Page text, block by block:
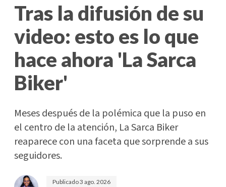
Tras la difusión de su
video: esto es lo que
hace ahora 'La Sarca
Biker'
Meses después de la polémica que la puso en
el centro de la atención, La Sarca Biker
reaparece con una faceta que sorprende a sus
seguidores.
Publicado3 ago. 2026